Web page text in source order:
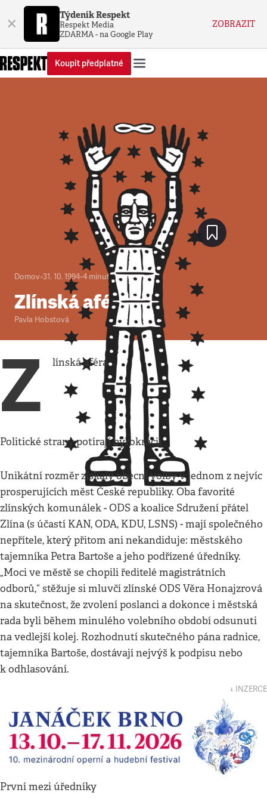
× Týdeník Respekt
Respekt Media
ZDARMA - na Google Play
ZOBRAZIT
Koupit předplatné
Domov•31. 10. 1994•4 minuty
Zlínská aféra
Pavla Hobstová
Z línská aféra
Politické strany potírají byrokracii
Unikátní rozměr získaly obecní volby v jednom z nejvíc
prosperujících měst České republiky. Oba favorité
zlínských komunálek - ODS a koalice Sdružení přátel
Zlína (s účastí KAN, ODA, KDU, LSNS) - mají společného
nepřítele, který přitom ani nekandiduje: městského
tajemníka Petra Bartoše a jeho podřízené úředníky.
„Moci ve městě se chopili ředitelé magistrátních
odborů,“ stěžuje si mluvčí zlínské ODS Věra Honajzrová
na skutečnost, že zvolení poslanci a dokonce i městská
rada byli během minulého volebního období odsunuti
na vedlejší kolej. Rozhodnutí skutečného pána radnice,
tajemníka Bartoše, dostávají nejvýš k podpisu nebo
k odhlasování.
↓ INZERCE
První mezi úředníky